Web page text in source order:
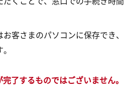
客さまのパソコンに保存でき、
了するものではございません。